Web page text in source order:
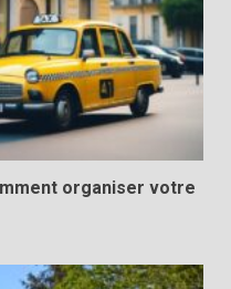
organiser votre